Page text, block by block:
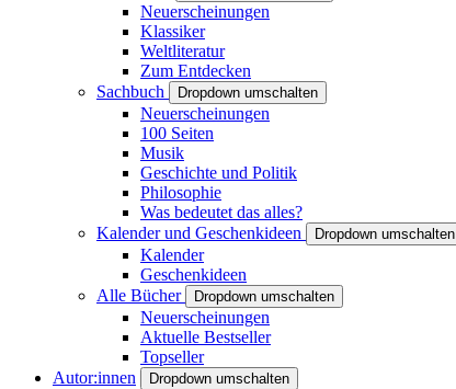
Neuerscheinungen
Klassiker
Weltliteratur
Zum Entdecken
Sachbuch
Dropdown umschalten
Neuerscheinungen
100 Seiten
Musik
Geschichte und Politik
Philosophie
Was bedeutet das alles?
Kalender und Geschenkideen
Dropdown umschalten
Kalender
Geschenkideen
Alle Bücher
Dropdown umschalten
Neuerscheinungen
Aktuelle Bestseller
Topseller
Autor:innen
Dropdown umschalten